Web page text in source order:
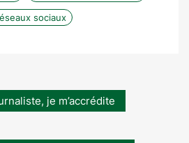
sociaux
je m’accrédite